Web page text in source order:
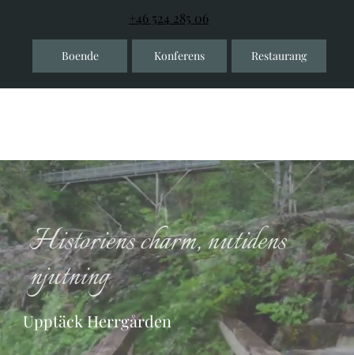
+46 524 285 06
Boende Konferens Restaurang
Historiens charm, nutidens
njutning
Upptäck Herrgården